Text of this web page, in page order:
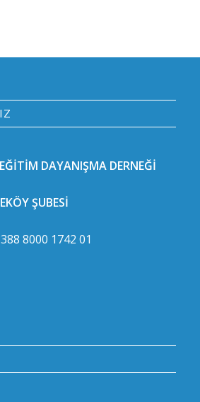
DAYANIŞMA DERNEĞİ
ŞUBESİ
8000 1742 01